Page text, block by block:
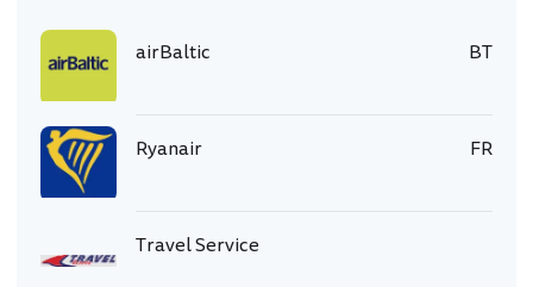
airBaltic BT
Ryanair FR
Travel Service